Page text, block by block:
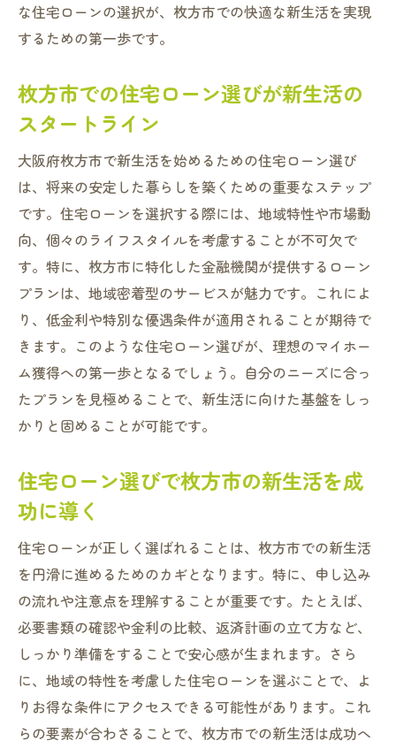
枚方市の新生活を成功に導くローン選びの
秘訣
由
枚方市での成功した新生活を支える金融選
択
新生活を成功に導くための賢い住宅ローン
選び
枚方市での新生活成功のための住宅ローン
戦略
枚方市での住宅購入を成功させる住宅ローン選
びのポイント
住宅購入を成功に導くローン選びのポイン
ト
成功する購入のための住宅ローン選び
住宅ローン選びが住宅購入成功の鍵
成功する購入を支える住宅ローン選びのコ
枚方市での成功した住宅購入のための賢い
選択
あなたの新生活を支える住宅ローン選びを枚方
市で実現
新生活を支えるための住宅ローン選び方
枚方市であなたの新生活をサポートするロ
ーン選び
な住宅ローンの選択が、枚方市での快適な新生活を実現
するための第一歩です。
枚方市での住宅ローン選びが新生活の
スタートライン
大阪府枚方市で新生活を始めるための住宅ローン選び
は、将来の安定した暮らしを築くための重要なステップ
です。住宅ローンを選択する際には、地域特性や市場動
向、個々のライフスタイルを考慮することが不可欠で
す。特に、枚方市に特化した金融機関が提供するローン
プランは、地域密着型のサービスが魅力です。これによ
り、低金利や特別な優遇条件が適用されることが期待で
きます。このような住宅ローン選びが、理想のマイホー
ム獲得への第一歩となるでしょう。自分のニーズに合っ
たプランを見極めることで、新生活に向けた基盤をしっ
かりと固めることが可能です。
住宅ローン選びで枚方市の新生活を成
功に導く
住宅ローンが正しく選ばれることは、枚方市での新生活
を円滑に進めるためのカギとなります。特に、申し込み
の流れや注意点を理解することが重要です。たとえば、
必要書類の確認や金利の比較、返済計画の立て方など、
しっかり準備をすることで安心感が生まれます。さら
に、地域の特性を考慮した住宅ローンを選ぶことで、よ
りお得な条件にアクセスできる可能性があります。これ
らの要素が合わさることで、枚方市での新生活は成功へ